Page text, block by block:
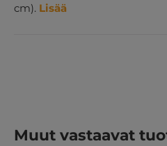
cm). Lisää
Ohita tuotegalleria
Muut vastaavat